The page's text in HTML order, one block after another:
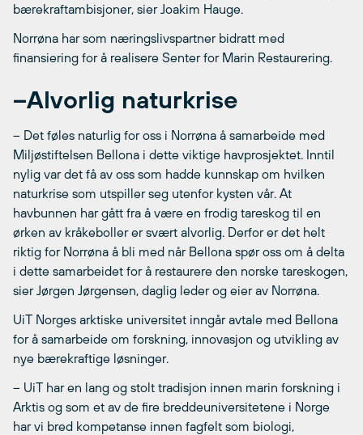
bærekraftambisjoner, sier Joakim Hauge.
Norrøna har som næringslivspartner bidratt med
finansiering for å realisere Senter for Marin Restaurering.
–Alvorlig naturkrise
– Det føles naturlig for oss i Norrøna å samarbeide med
Miljøstiftelsen Bellona i dette viktige havprosjektet. Inntil
nylig var det få av oss som hadde kunnskap om hvilken
naturkrise som utspiller seg utenfor kysten vår. At
havbunnen har gått fra å være en frodig tareskog til en
ørken av kråkeboller er svært alvorlig. Derfor er det helt
riktig for Norrøna å bli med når Bellona spør oss om å delta
i dette samarbeidet for å restaurere den norske tareskogen,
sier Jørgen Jørgensen, daglig leder og eier av Norrøna.
UiT Norges arktiske universitet inngår avtale med Bellona
for å samarbeide om forskning, innovasjon og utvikling av
nye bærekraftige løsninger.
– UiT har en lang og stolt tradisjon innen marin forskning i
Arktis og som et av de fire breddeuniversitetene i Norge
har vi bred kompetanse innen fagfelt som biologi,